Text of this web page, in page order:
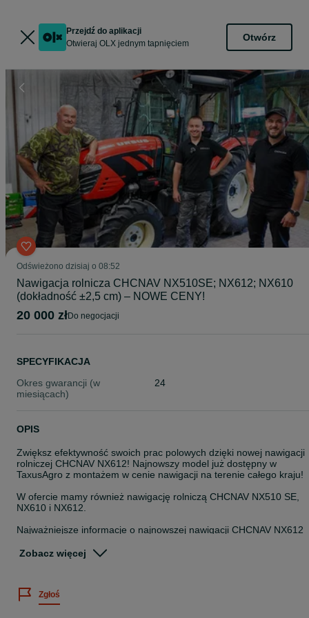
Przejdź do aplikacji
Otwieraj OLX jednym tapnięciem
Otwórz
Odświeżono dzisiaj o 08:52
Nawigacja rolnicza CHCNAV NX510SE; NX612; NX610
(dokładność ±2,5 cm) – NOWE CENY!
20 000 zł do negocjacji
SPECYFIKACJA
Okres gwarancji (w
miesiącach)
24
OPIS
Zwiększ efektywność swoich prac polowych dzięki nowej nawigacji
rolniczej CHCNAV NX612! Najnowszy model już dostępny w
TaxusAgro z montażem w cenie nawigacji na terenie całego kraju!
W ofercie mamy również nawigację rolniczą CHCNAV NX510 SE,
NX610 i NX612.
Najważniejsze informacje o najnowszej nawigacji CHCNAV NX612
trudnych warunkach
ekran dotykowy
- Intuicyjne oprogramowanie AgNav – obsługa wielu typów
Zobacz więcej
Zgłoś